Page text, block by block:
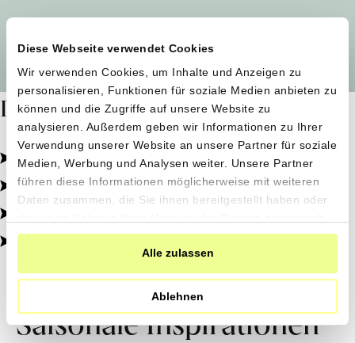
Diese Webseite verwendet Cookies
Wir verwenden Cookies, um Inhalte und Anzeigen zu
personalisieren, Funktionen für soziale Medien anbieten zu
können und die Zugriffe auf unsere Website zu
analysieren. Außerdem geben wir Informationen zu Ihrer
Verwendung unserer Website an unsere Partner für soziale
Medien, Werbung und Analysen weiter. Unsere Partner
führen diese Informationen möglicherweise mit weiteren
Daten zusammen, die Sie ihnen bereitgestellt haben oder
haben.
Alle zulassen
Ablehnen
Dafür stehen wir
Pestizidfrei angebaut, schonend verarbeitet.
Natürliche Zutaten, echter Geschmack.
Von kleinen Höfen, direkt zu dir.
100% transparent, 0% Zusatzstoffe.
Saisonale Inspirationen